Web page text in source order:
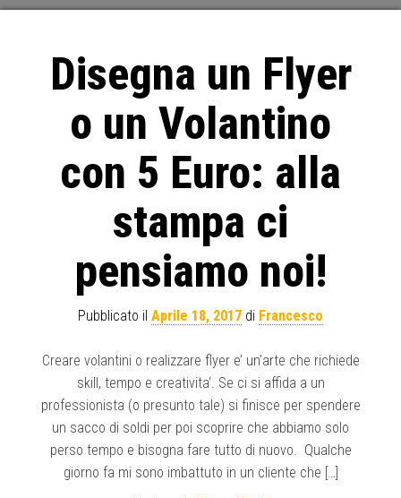
Disegna un Flyer
o un Volantino
con 5 Euro: alla
stampa ci
pensiamo noi!
Pubblicato il Aprile 18, 2017 di Francesco
Creare volantini o realizzare flyer e’ un’arte che richiede
skill, tempo e creativita‘. Se ci si affida a un
professionista (o presunto tale) si finisce per spendere
un sacco di soldi per poi scoprire che abbiamo solo
perso tempo e bisogna fare tutto di nuovo. Qualche
giorno fa mi sono imbattuto in un cliente che […]